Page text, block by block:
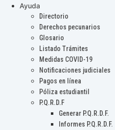
Ayuda
Directorio
Derechos pecunarios
Glosario
Listado Trámites
Medidas COVID-19
Notificaciones judiciales
Pagos en línea
Póliza estudiantil
P.Q.R.D.F
Generar P.Q.R.D.F.
Informes P.Q.R.D.F.